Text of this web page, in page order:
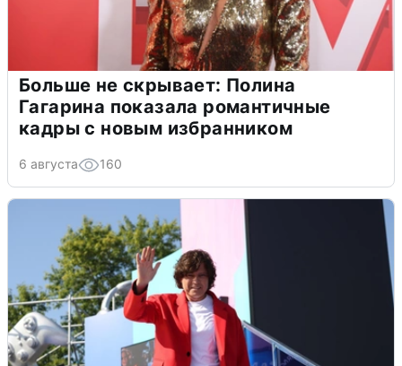
Больше не скрывает: Полина
Гагарина показала романтичные
кадры с новым избранником
6 августа 160